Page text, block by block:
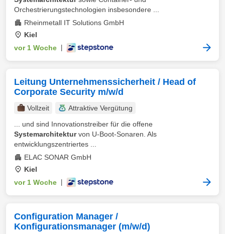
Orchestrierungstechnologien insbesondere ...
Rheinmetall IT Solutions GmbH
Kiel
vor 1 Woche
Leitung Unternehmenssicherheit / Head of
Corporate Security m/w/d
Vollzeit
Attraktive Vergütung
... und sind Innovationstreiber für die offene
Systemarchitekturvon U-Boot-Sonaren. Als
entwicklungszentriertes ...
ELAC SONAR GmbH
Kiel
vor 1 Woche
Configuration Manager /
Konfigurationsmanager (m/w/d)